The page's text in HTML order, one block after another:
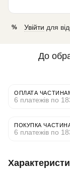
% Увійти для
До
ОПЛАТА
6 платежів по
ПОКУПКА
6 платежів по